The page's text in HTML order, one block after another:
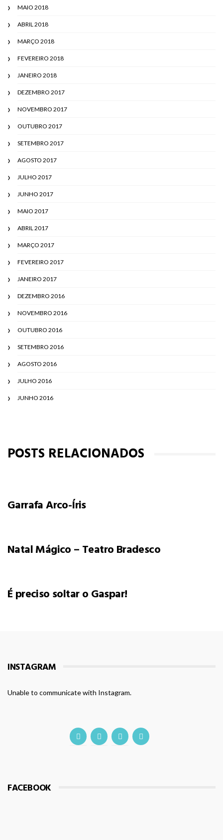
MAIO 2018
ABRIL 2018
MARÇO 2018
FEVEREIRO 2018
JANEIRO 2018
DEZEMBRO 2017
NOVEMBRO 2017
OUTUBRO 2017
SETEMBRO 2017
AGOSTO 2017
JULHO 2017
JUNHO 2017
MAIO 2017
ABRIL 2017
MARÇO 2017
FEVEREIRO 2017
JANEIRO 2017
DEZEMBRO 2016
NOVEMBRO 2016
OUTUBRO 2016
SETEMBRO 2016
AGOSTO 2016
JULHO 2016
JUNHO 2016
POSTS RELACIONADOS
Garrafa Arco-Íris
Natal Mágico – Teatro Bradesco
É preciso soltar o Gaspar!
INSTAGRAM
Unable to communicate with Instagram.
FACEBOOK